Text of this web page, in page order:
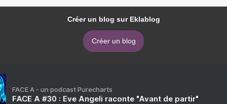
Créer un blog sur Eklablog
Créer un blog
FACE A - un podcast Purecharts
FACE A #30 : Eve Angeli raconte "Avant de partir"